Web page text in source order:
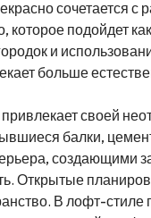
сочетается
которое подойдет
и
больше
своей
балки,
создающими
Открытые
В лофт-стиле